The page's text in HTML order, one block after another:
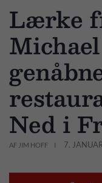
Lærke
Ned i
AF JIM HOFF 7.